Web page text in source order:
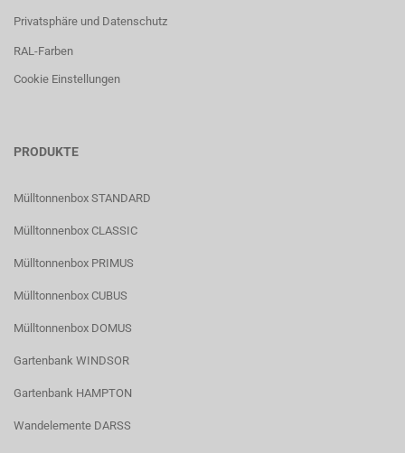
Privatsphäre und Datenschutz
RAL-Farben
Cookie Einstellungen
PRODUKTE
Mülltonnenbox STANDARD
Mülltonnenbox CLASSIC
Mülltonnenbox PRIMUS
Mülltonnenbox CUBUS
Mülltonnenbox DOMUS
Gartenbank WINDSOR
Gartenbank HAMPTON
Wandelemente DARSS